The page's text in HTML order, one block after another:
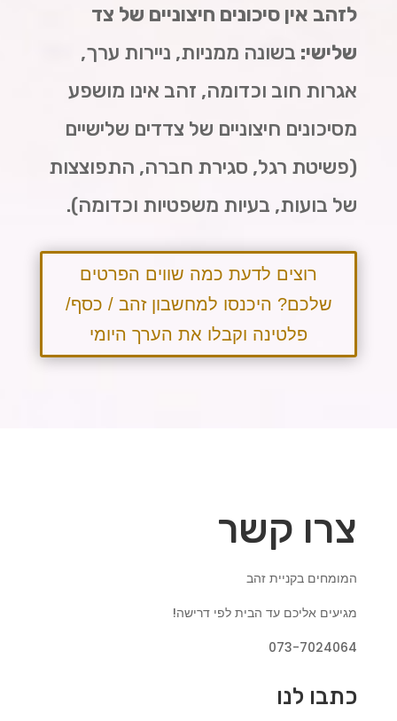
לזהב אין סיכונים חיצוניים של צד
שלישי: בשונה ממניות, ניירות ערך,
אגרות חוב וכדומה, זהב אינו מושפע
מסיכונים חיצוניים של צדדים שלישיים
(פשיטת רגל, סגירת חברה, התפוצצות
של בועות, בעיות משפטיות וכדומה).
רוצים לדעת כמה שווים הפרטים
שלכם? היכנסו למחשבון זהב / כסף/
פלטינה וקבלו את הערך היומי
צרו קשר
המומחים בקניית זהב
מגיעים אליכם עד הבית לפי דרישה!
073-7024064
כתבו לנו